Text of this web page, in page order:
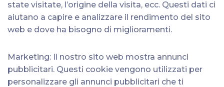
state visitate, l’origine della visita, ecc. Questi dati ci
aiutano a capire e analizzare il rendimento del sito
web e dove ha bisogno di miglioramenti.
Marketing: Il nostro sito web mostra annunci
pubblicitari. Questi cookie vengono utilizzati per
personalizzare gli annunci pubblicitari che ti